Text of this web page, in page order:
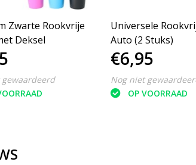
Zwarte Rookvrije
Deksel
Universele
Auto (2 Stuks)
€6,95
Nog niet
OP VOORRAAD